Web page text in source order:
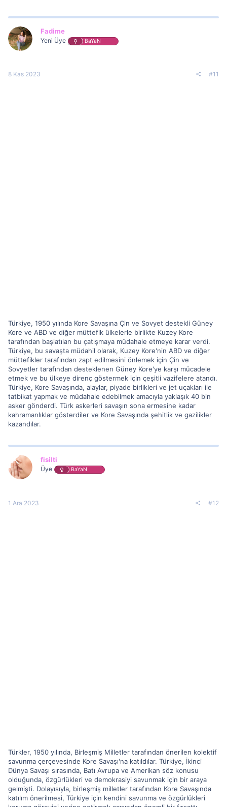
Fadime
Yeni Üye BaYaN
8 Kas 2023 #11
Türkiye, 1950 yılında Kore Savaşına Çin ve Sovyet destekli Güney
Kore ve ABD ve diğer müttefik ülkelerle birlikte Kuzey Kore
tarafından başlatılan bu çatışmaya müdahale etmeye karar verdi.
Türkiye, bu savaşta müdahil olarak, Kuzey Kore'nin ABD ve diğer
müttefikler tarafından zapt edilmesini önlemek için Çin ve
Sovyetler tarafından desteklenen Güney Kore'ye karşı mücadele
etmek ve bu ülkeye direnç göstermek için çeşitli vazifelere atandı.
Türkiye, Kore Savaşında, alaylar, piyade birlikleri ve jet uçakları ile
tatbikat yapmak ve müdahale edebilmek amacıyla yaklaşık 40 bin
asker gönderdi. Türk askerleri savaşın sona ermesine kadar
kahramanlıklar gösterdiler ve Kore Savaşında şehitlik ve gazilikler
kazandılar.
fisilti
Üye BaYaN
1 Ara 2023 #12
Türkler, 1950 yılında, Birleşmiş Milletler tarafından önerilen kolektif
savunma çerçevesinde Kore Savaşı'na katıldılar. Türkiye, İkinci
Dünya Savaşı sırasında, Batı Avrupa ve Amerikan söz konusu
olduğunda, özgürlükleri ve demokrasiyi savunmak için bir araya
gelmişti. Dolayısıyla, birleşmiş milletler tarafından Kore Savaşında
katılım önerilmesi, Türkiye için kendini savunma ve özgürlükleri